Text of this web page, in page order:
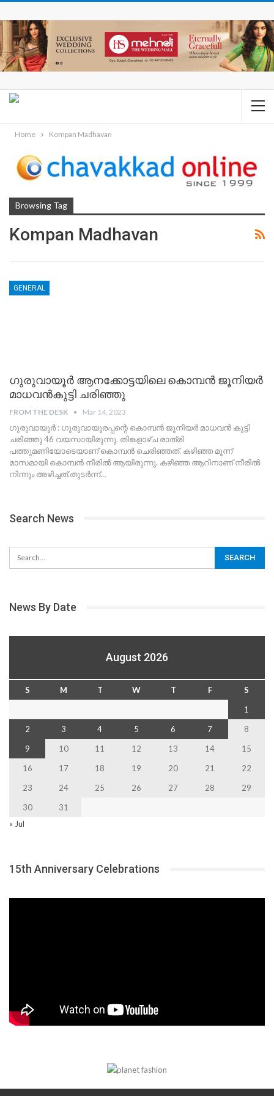
Home Kompan Madhavan
Browsing Tag
Kompan Madhavan
GENERAL
ഗുരുവായൂർ ആനക്കോട്ടയിലെ കൊമ്പൻ ജൂനിയർ
മാധവൻകുട്ടി ചരിഞ്ഞു
FROM THE DESK Mar 14, 2023
ഗുരുവായൂർ : ഗുരുവായൂരപ്പന്റെ കൊമ്പൻ ജൂനിയർ മാധവൻ കുട്ടി
ചരിഞ്ഞു 46 വയസായിരുന്നു. തിങ്കളാഴ്ച രാത്രി
പത്തുമണിയോടെയാണ് കൊമ്പൻ ചെരിഞ്ഞത്. കഴിഞ്ഞ മൂന്ന്
മാസമായി കൊമ്പൻ നീരിൽ ആയിരുന്നു. കഴിഞ്ഞ ആറിനാണ് നീരിൽ
നിന്നും അഴിച്ചത്.തുടർന്ന്…
Search News
News By Date
August 2026
S M T W T F
S
1
2
3 4 5 6 7
8
9
10 11 12 13 14
15
16
17 18 19 20 21
22
23
24 25 26 27 28
29
30
31
« Jul
15th Anniversary Celebrations